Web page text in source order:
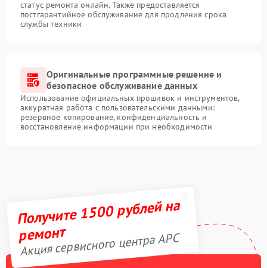
статус ремонта онлайн. Также предоставляется
постгарантийное обслуживание для продления срока
службы техники
Оригинальные программные решение и
безопасное обслуживание данных
Использование официальных прошивок и инструментов,
аккуратная работа с пользовательскими данными:
резервное копирование, конфиденциальность и
восстановление информации при необходимости
Получите 1500 рублей на
ремонт
Акция сервисного центра APC